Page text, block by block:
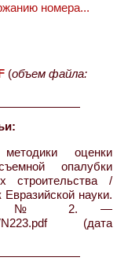
номера...
(объем файла:
оценки
опалубки
строительства /
науки.
— № 2. —
(дата